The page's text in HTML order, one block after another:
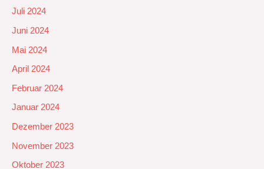
Juli 2024
Juni 2024
Mai 2024
April 2024
Februar 2024
Januar 2024
Dezember 2023
November 2023
Oktober 2023